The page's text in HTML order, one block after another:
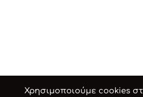
Χρησιμοποιούμε cookies